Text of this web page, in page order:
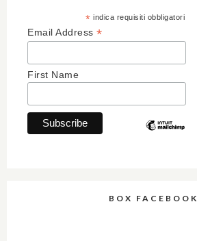
* indica requisiti obbligatori
Email Address *
First Name
BOX FACEBOOK